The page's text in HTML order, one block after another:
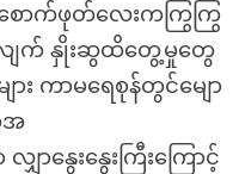
ာက်ဖုတ်လေးကကြွကြွ
ျက် နှိုးဆွထိတွေ့မှုတွေ
ား ကာမရေစုန်တွင်မျော
အ
ာနွေးနွေးကြီးကြောင့်